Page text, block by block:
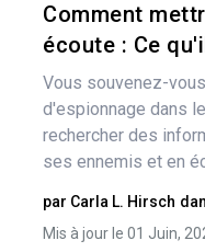
Comment
écoute : Ce
Vous souvenez-
d'espionnage dans
rechercher des
ses ennemis et en
par Carla L. Hirsch
Mis à jour le 01 Juin,